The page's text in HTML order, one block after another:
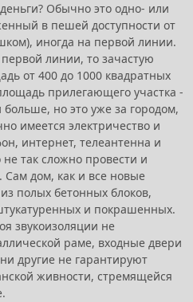
Обычно это одно- или
в пешей доступности от
иногда на первой линии.
линии, то зачастую
от 400 до 1000 квадратных
прилегающего участка -
но это уже за городом,
имеется электричество и
интернет, телеантенна и
не так сложно провести и
Сам дом, как и все новые
полых бетонных блоков,
и покрашенных.
звукоизоляции не
раме, входные двери
другие не гарантируют
живности, стремящейся